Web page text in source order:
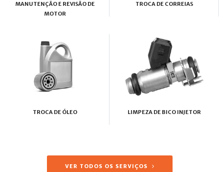
MANUTENÇÃO E REVISÃO DE
MOTOR
TROCA DE CORREIAS
TROCA DE ÓLEO LIMPEZA DE BICO INJETOR
VER TODOS OS SERVIÇOS